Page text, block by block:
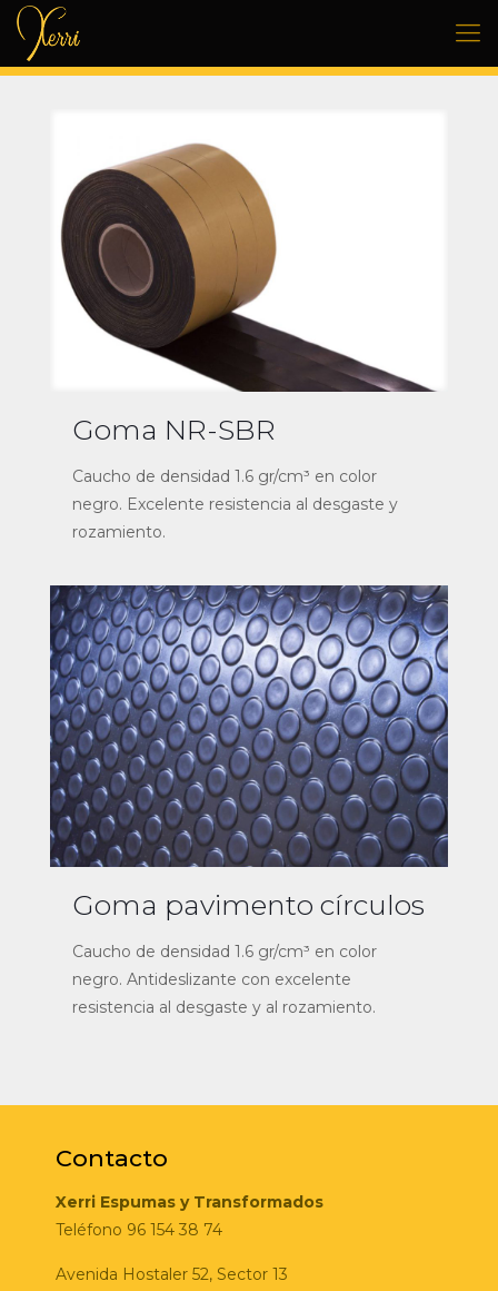
Goma NR-SBR
Caucho de densidad 1.6 gr/cm³ en color
negro. Excelente resistencia al desgaste y
rozamiento.
Goma pavimento círculos
Caucho de densidad 1.6 gr/cm³ en color
negro. Antideslizante con excelente
resistencia al desgaste y al rozamiento.
Contacto
Xerri Espumas y Transformados
Teléfono 96 154 38 74
Avenida Hostaler 52, Sector 13